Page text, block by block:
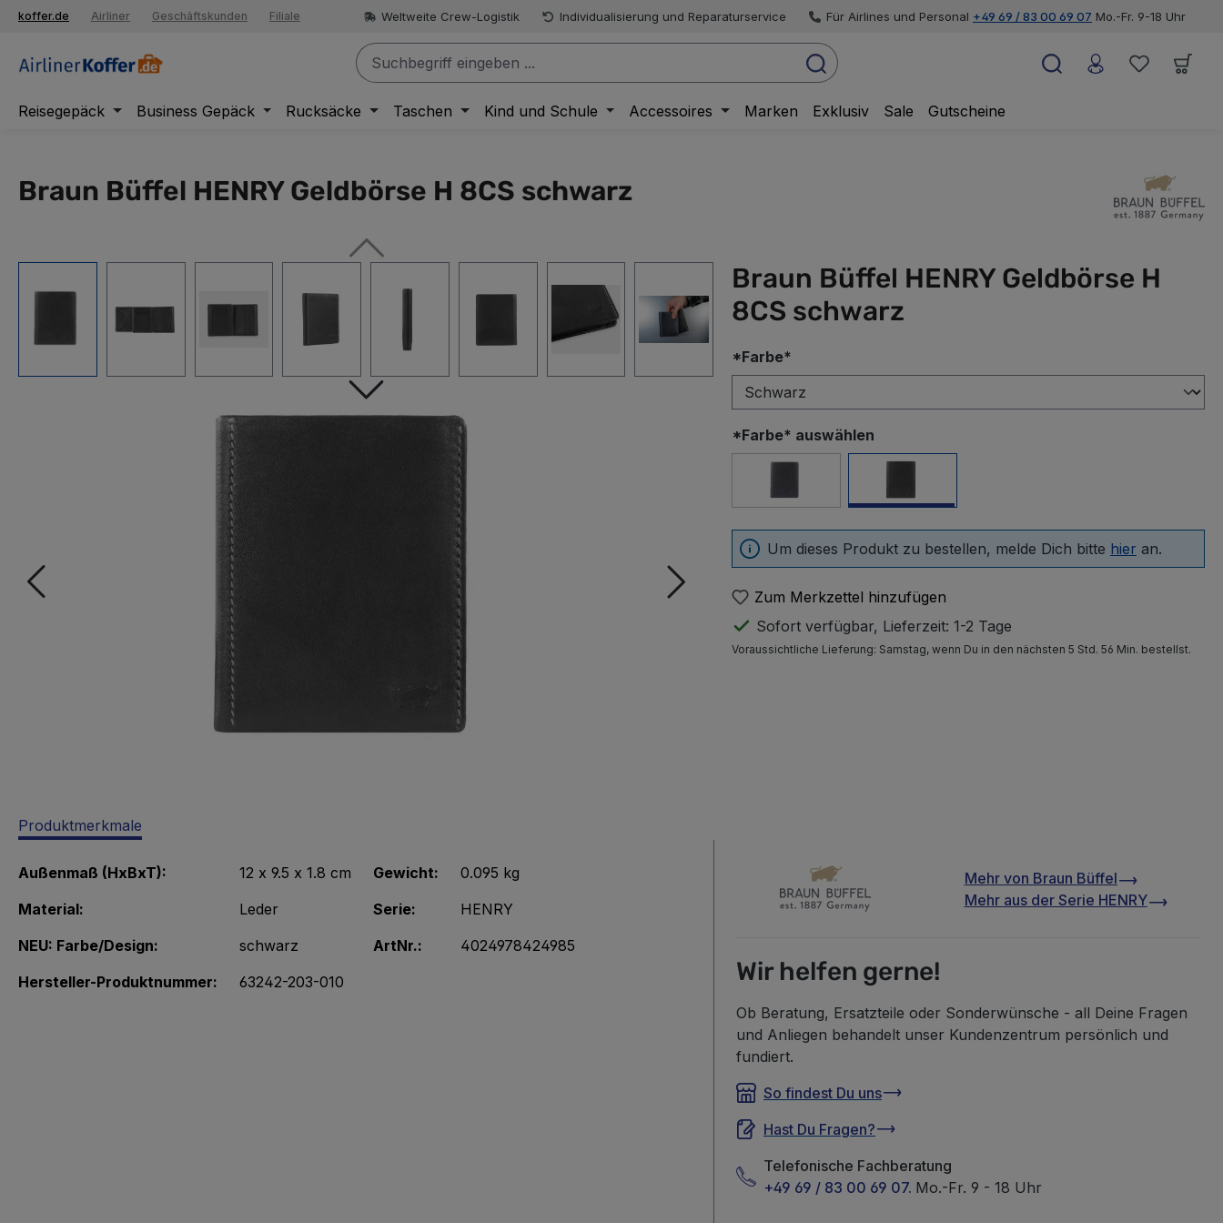
Zur Hauptnavigation springen
koffer.de Airliner Geschäftskunden Filiale Weltweite Crew-Logistik Individualisierung und Reparaturservice Für Airlines und Personal +49 69 / 83 00 69 07 Mo.-Fr. 9-18 Uhr
Reisegepäck Business Gepäck Rucksäcke Taschen Kind und Schule Accessoires Marken Exklusiv Sale Gutscheine
Braun Büffel HENRY Geldbörse H 8CS schwarz
Braun Büffel HENRY Geldbörse H
8CS schwarz
*Farbe*
*Farbe* auswählen
Um dieses Produkt zu bestellen, melde Dich bitte hier an.
Zum Merkzettel hinzufügen
Sofort verfügbar, Lieferzeit: 1-2 Tage
Voraussichtliche Lieferung: Samstag, wenn Du in den nächsten 5 Std. 56 Min. bestellst.
Produktmerkmale
Außenmaß (HxBxT): 12 x 9.5 x 1.8 cm Gewicht:
0.095 kg
Material:
Leder Serie:
HENRY
NEU: Farbe/Design:
schwarz ArtNr.:
4024978424985
Hersteller-Produktnummer:
63242-203-010
Mehr von Braun Büffel
Mehr aus der Serie HENRY
Wir helfen gerne!
Ob Beratung, Ersatzteile oder Sonderwünsche - all Deine Fragen
und Anliegen behandelt unser Kundenzentrum persönlich und
fundiert.
So findest Du uns
Hast Du Fragen?
Telefonische Fachberatung
+49 69 / 83 00 69 07. Mo.-Fr. 9 - 18 Uhr